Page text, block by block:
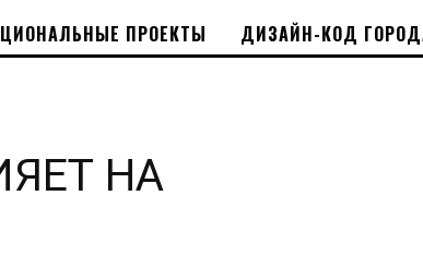
ПРОЕКТЫ ДИЗАЙН-КОД
НА